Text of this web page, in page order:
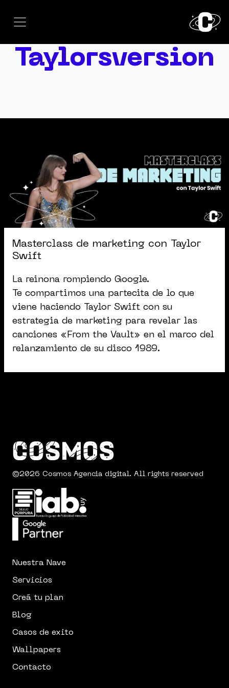
Taylorsversion
Masterclass de marketing con Taylor
Swift
La reinona rompiendo Google.
Te compartimos una partecita de lo que
viene haciendo Taylor Swift con su
estrategia de marketing para revelar las
canciones «From the Vault» en el marco del
relanzamiento de su disco 1989.
©2026 Cosmos Agencia digital. All rights reserved
Nuestra Nave
Servicios
Creá tu plan
Blog
Casos de exito
Wallpapers
Contacto